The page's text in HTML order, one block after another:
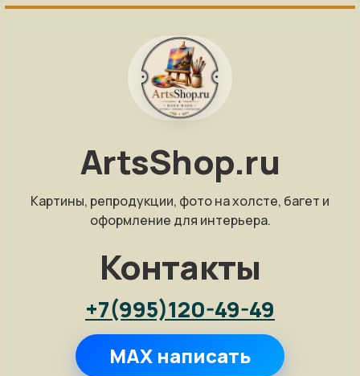
ArtsShop.ru
Картины, репродукции, фото на холсте, багет и
оформление для интерьера.
Контакты
+7(995)120-49-49
MAX написать